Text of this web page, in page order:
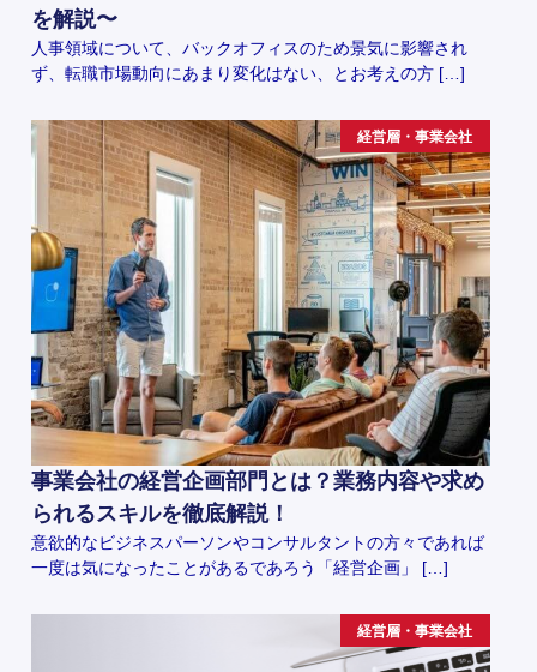
を解説〜
人事領域について、バックオフィスのため景気に影響され
ず、転職市場動向にあまり変化はない、とお考えの方 […]
経営層・事業会社
事業会社の経営企画部門とは？業務内容や求め
られるスキルを徹底解説！
意欲的なビジネスパーソンやコンサルタントの方々であれば
一度は気になったことがあるであろう「経営企画」 […]
経営層・事業会社